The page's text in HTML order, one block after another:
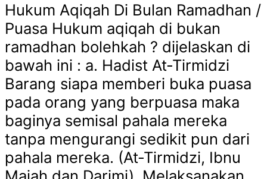
Hukum Aqiqah Di Bulan Ramadhan /
Puasa Hukum aqiqah di bukan
ramadhan bolehkah ? dijelaskan di
bawah ini : a. Hadist At-Tirmidzi
Barang siapa memberi buka puasa
pada orang yang berpuasa maka
baginya semisal pahala mereka
tanpa mengurangi sedikit pun dari
pahala mereka. (At-Tirmidzi, Ibnu